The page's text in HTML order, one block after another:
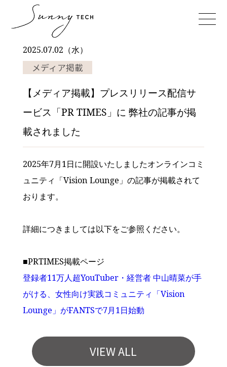
2025.07.02（水）
メディア掲載
【メディア掲載】プレスリリース配信サ
ービス「PR TIMES」に 弊社の記事が掲
載されました
2025年7月1日に開設いたしましたオンラインコミ
ュニティ「Vision Lounge」の記事が掲載されて
おります。
詳細につきましては以下をご参照ください。
■PRTIMES掲載ページ
登録者11万人超YouTuber・経営者 中山晴菜が手
がける、女性向け実践コミュニティ「Vision
Lounge」がFANTSで7月1日始動
VIEW ALL